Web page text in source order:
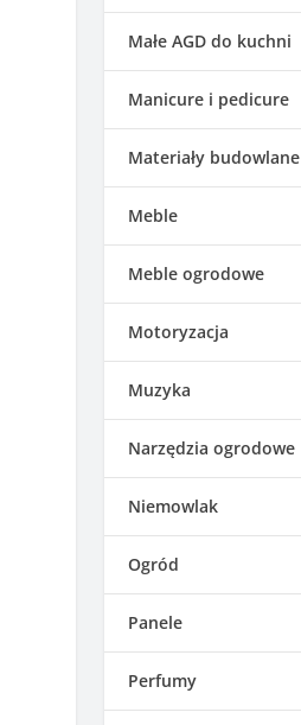
Małe AGD do kuchni
Manicure i pedicure
Materiały budowlane
Meble
Meble ogrodowe
Motoryzacja
Muzyka
Narzędzia ogrodowe
Niemowlak
Ogród
Panele
Perfumy